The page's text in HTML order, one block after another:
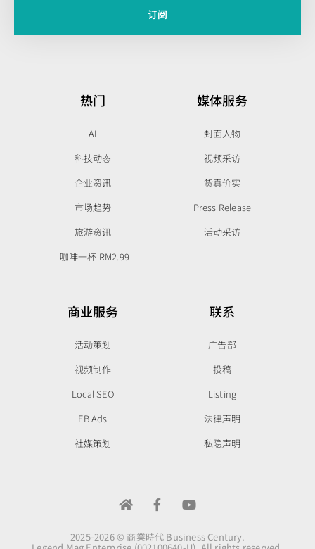
订阅
热门
AI
科技动态
企业资讯
市场趋势
旅游资讯
咖啡一杯 RM2.99
媒体服务
封面人物
视频采访
货真价实
Press Release
活动采访
商业服务
活动策划
视频制作
Local SEO
FB Ads
社媒策划
联系
广告部
投稿
Listing
法律声明
私隐声明
2025-2026 © 商業時代 Business Century.